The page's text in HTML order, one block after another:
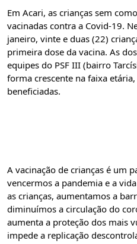
Em Acari, as crianças sem
vacinadas contra a Covid-19.
janeiro, vinte e duas (22)
primeira dose da vacina. As
equipes do PSF III (bairro
forma crescente na faixa
beneficiadas.
A vacinação de crianças é um
vencermos a pandemia e a
as crianças, aumentamos a
diminuímos a circulação do
aumenta a proteção dos mais
impede a replicação